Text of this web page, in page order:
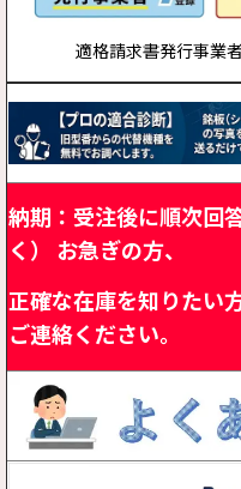
適格請求書発行事業
納期：受注後に順次回
く）
お急ぎの方、
正確な在庫を知りたい
ご連絡ください。